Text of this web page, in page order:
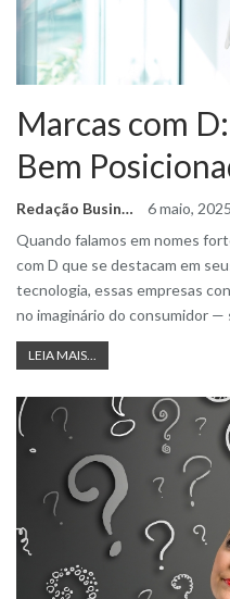
Marcas com
Bem
Redação Business Ideas
6 maio, 2025
Quando falamos em nomes
com D que se destacam em
tecnologia, essas empresas
no imaginário do consumidor —
LEIA MAIS...